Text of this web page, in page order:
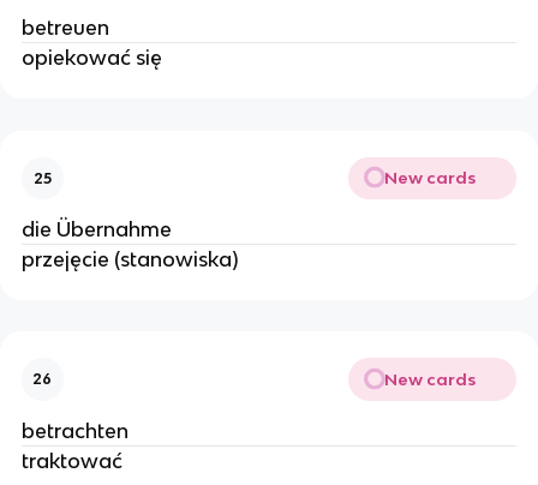
betreuen
opiekować się
25 New cards
die Übernahme
przejęcie (stanowiska)
26 New cards
betrachten
traktować